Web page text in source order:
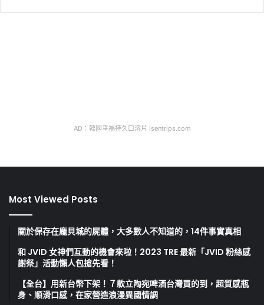
AD：韓國幸福持久口溶片 isentrips.com
Most Viewed Posts
關於保存在龐貝城的屍體，大多數人不知道的，14件事實真相
和 JVID 女神們互動的機會來啦！2023 TRE 最新「JVID 粉絲感
謝祭」活動懶人包搶先看！
【全台】用新台幣下架！７款立陶宛啤酒台灣買的到，超質感瓶
身、順滑口感，在家營造浪漫異國情調